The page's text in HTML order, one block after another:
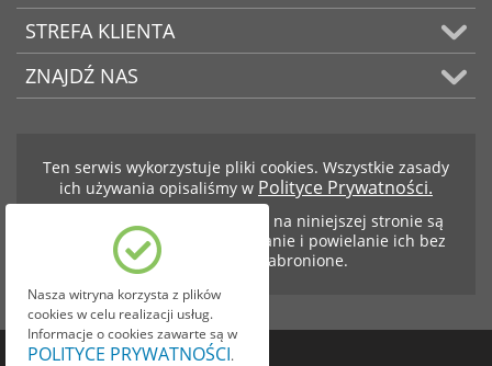
STREFA KLIENTA
ZNAJDŹ NAS
Ten serwis wykorzystuje pliki cookies. Wszystkie zasady
ich używania opisaliśmy w Polityce Prywatności.
Teksty i zdjęcia znajdujące się na niniejszej stronie są
własnością firmy BCS. Kopiowanie i powielanie ich bez
zezwolenia jest zabronione.
Nasza witryna korzysta z plików
cookies w celu realizacji usług.
Informacje o cookies zawarte są w
POLITYCE PRYWATNOŚCI.